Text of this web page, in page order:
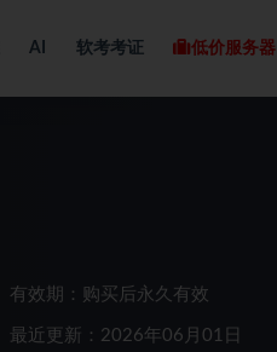
AI 软考考证 低价服务器
有效期：购买后永久有效
最近更新：2026年06月01日